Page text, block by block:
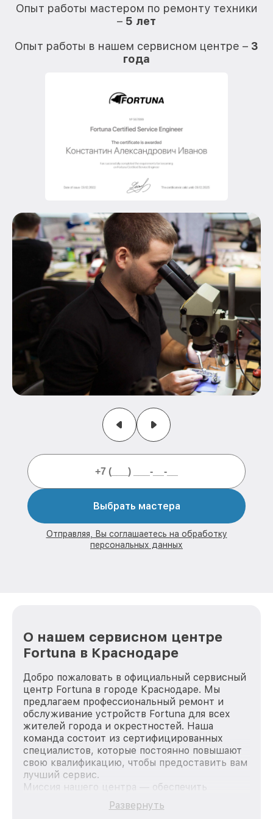
Опыт работы мастером по ремонту техники
– 5 лет
Опыт работы в нашем сервисном центре – 3
года
Выбрать мастера
Отправляя, Вы соглашаетесь на обработку
персональных данных
О нашем сервисном центре
Fortuna в Краснодаре
Добро пожаловать в официальный сервисный
центр Fortuna в городе Краснодаре. Мы
предлагаем профессиональный ремонт и
обслуживание устройств Fortuna для всех
жителей города и окрестностей. Наша
команда состоит из сертифицированных
специалистов, которые постоянно повышают
свою квалификацию, чтобы предоставить вам
лучший сервис.
Миссия нашего центра — обеспечить
качественный и доступный ремонт для
каждого пользователя продукции Fortuna, вне
Развернуть